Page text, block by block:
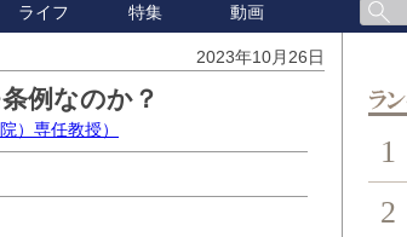
ライフ 特集 動画
2023年10月26日
例なのか？
）専任教授）
1
2